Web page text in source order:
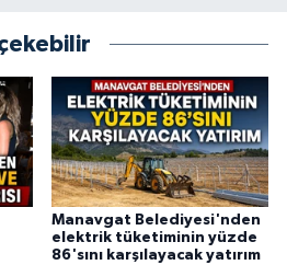
Manavgat Belediyesi'nden
elektrik tüketiminin yüzde
86'sını karşılayacak yatırım